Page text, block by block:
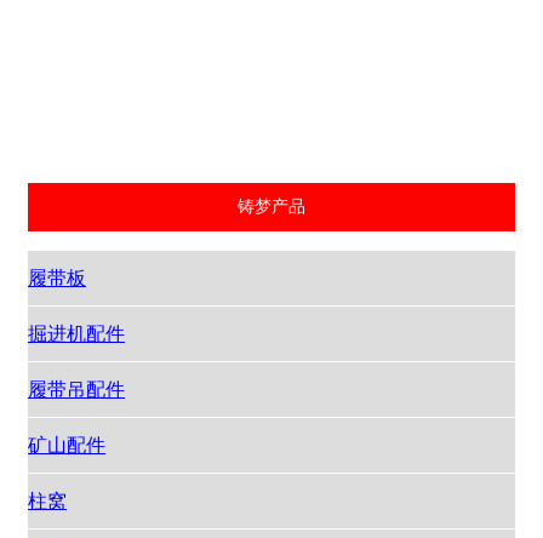
铸梦产品
履带板
掘进机配件
履带吊配件
矿山配件
柱窝